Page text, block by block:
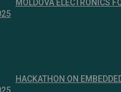
MOLDOVA ELECTRONICS
HACKATHON ON